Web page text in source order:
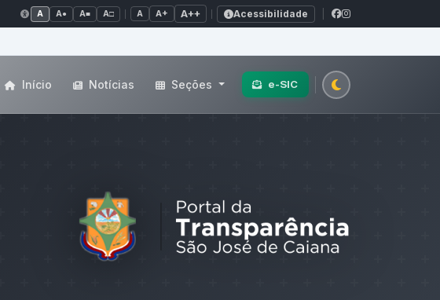
A A● A■ A□ A A+ A++ Acessibilidade
Início Notícias Seções e-SIC